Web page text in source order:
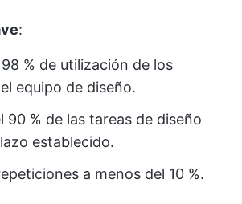
:
% de utilización de los
equipo de diseño.
90 % de las tareas de diseño
establecido.
a menos del 10 %.